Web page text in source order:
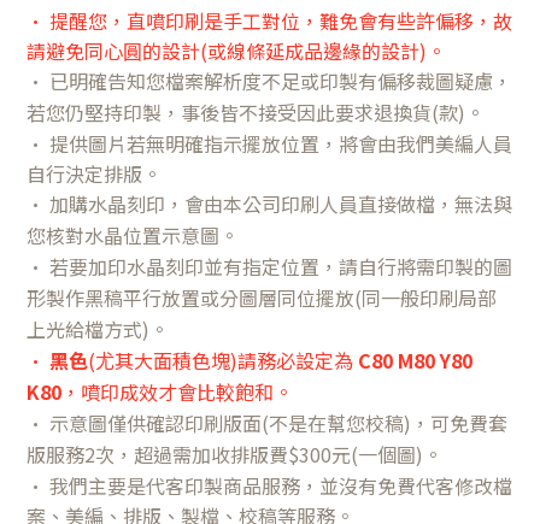
• 提醒您，直噴印刷是手工對位，難免會有些許偏移，故
請避免同心圓的設計(或線條延成品邊緣的設計)。
• 已明確告知您檔案解析度不足或印製有偏移裁圖疑慮，
若您仍堅持印製，事後皆不接受因此要求退換貨(款)。
• 提供圖片若無明確指示擺放位置，將會由我們美編人員
自行決定排版。
• 加購水晶刻印，會由本公司印刷人員直接做檔，無法與
您核對水晶位置示意圖。
• 若要加印水晶刻印並有指定位置，請自行將需印製的圖
形製作黑稿平行放置或分圖層同位擺放(同一般印刷局部
上光給檔方式)。
• 黑色(尤其大面積色塊)請務必設定為 C80 M80 Y80
K80 ，噴印成效才會比較飽和。
• 示意圖僅供確認印刷版面(不是在幫您校稿)，可免費套
版服務2次，超過需加收排版費$300元(一個圖)。
• 我們主要是代客印製商品服務，並沒有免費代客修改檔
案、美編、排版、製檔、校稿等服務。